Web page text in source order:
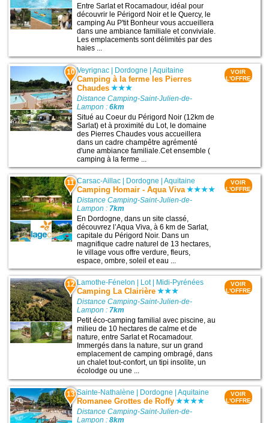
Entre Sarlat et Rocamadour, idéal pour
découvrir le Périgord Noir et le Quercy, le
camping Au P'tit Bonheur vous accueillera
dans une ambiance familiale et conviviale.
Les emplacements sont délimités par des
haies ...
10 Veyrignac | Dordogne |Aquitaine
Camping à la ferme les Pierres
Chaudes
Distance Camping-Saint-Julien-de-
Lampon :6km
Situé au Coeur du Périgord Noir (12km de
Sarlat) et à proximité du Lot, le domaine
des Pierres Chaudes vous accueillera
dans un cadre champêtre agrémenté
d'une ambiance familiale.Cet ensemble (
camping à la ferme ...
VOIR
L'OFFRE
11 Carsac-Aillac | Dordogne |Aquitaine
Camping Homair - Aqua Viva
Distance Camping-Saint-Julien-de-
Lampon : 7km
En Dordogne, dans un site classé,
découvrez l’Aqua Viva, à 6 km de Sarlat,
capitale du Périgord Noir. Dans un
magnifique cadre naturel de 13 hectares,
le village vous offre verdure, fleurs,
espace, ombre, soleil et eau ...
VOIR
L'OFFRE
12 Lamothe-Fénelon Lot| Midi-Pyrénées
Camping La Clairière
Distance Camping-Saint-Julien-de-
Lampon : 7km
Petit éco-camping familial avec piscine, au
milieu de 10 hectares de calme et de
nature, entre Sarlat et Rocamadour.
Immergés dans la nature, sur un grand
emplacement de camping ombragé, dans
un chalet tout-confort, un tipi insolite, un
écolodge ou une ...
VOIR
L'OFFRE
13 Sainte-Nathalène Dordogne |Aquitaine
Romanee Grottes de Roffy
Distance Camping-Saint-Julien-de-
Lampon :8km
VOIR
L'OFFRE